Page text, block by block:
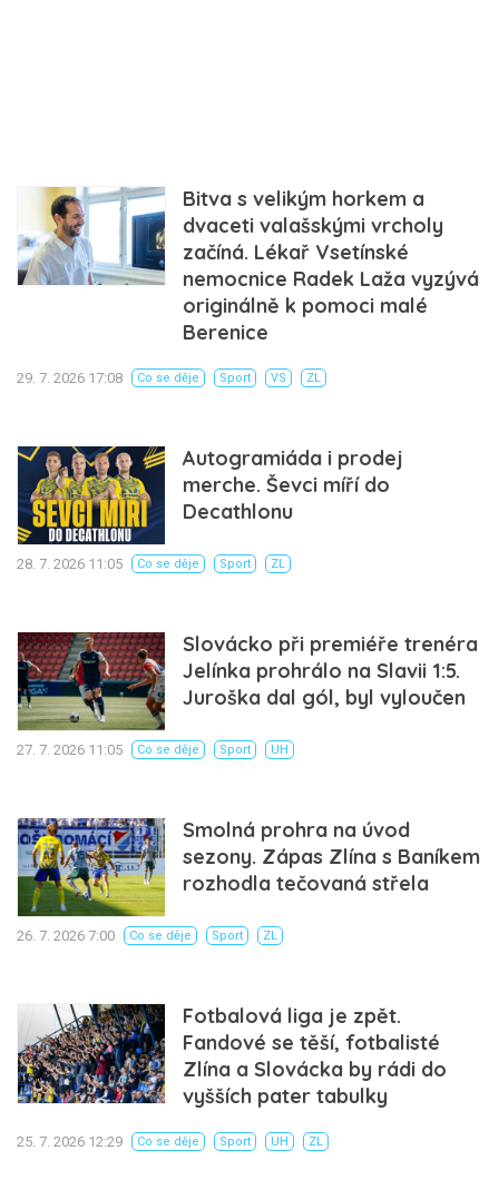
Bitva s velikým horkem a
dvaceti valašskými vrcholy
začíná. Lékař Vsetínské
nemocnice Radek Laža vyzývá
originálně k pomoci malé
Berenice
29. 7. 2026 17:08 Co se děje Sport VS ZL
Autogramiáda i prodej
merche. Ševci míří do
Decathlonu
28. 7. 2026 11:05 Co se děje Sport ZL
Slovácko při premiéře trenéra
Jelínka prohrálo na Slavii 1:5.
Juroška dal gól, byl vyloučen
27. 7. 2026 11:05 Co se děje Sport UH
Smolná prohra na úvod
sezony. Zápas Zlína s Baníkem
rozhodla tečovaná střela
26. 7. 2026 7:00 Co se děje Sport ZL
Fotbalová liga je zpět.
Fandové se těší, fotbalisté
Zlína a Slovácka by rádi do
vyšších pater tabulky
25. 7. 2026 12:29 Co se děje Sport UH ZL